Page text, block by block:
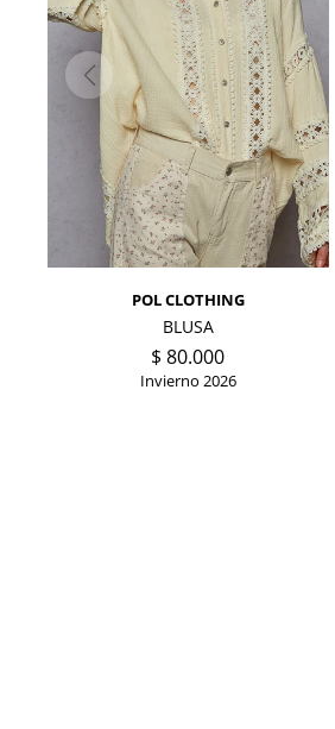
POL CLOTHING
BLUSA
$ 80.000
Invierno 2026